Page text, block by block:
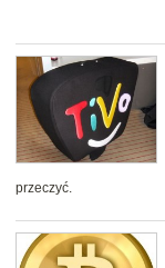
przeczyć.